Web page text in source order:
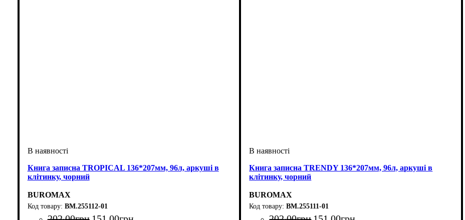
Книга записна TROPICAL 136*207мм, 96л, аркуші в
клітинку, чорний
BUROMAX
BM.255112-01
Книга записна TRENDY 136*207мм, 96л, аркуші в
клітинку, чорний
BUROMAX
BM.255111-01